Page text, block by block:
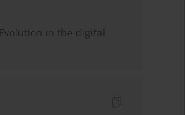
in the digital